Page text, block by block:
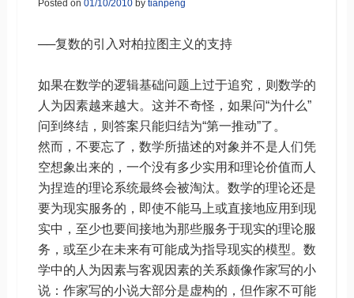
Posted on 01/10/2010by tianpeng
──复数的引入对柏拉图主义的支持
如果在数学的逻辑基础问题上过于追究，则数学的
人为因素越来越大。这并不奇怪，如果问“为什么”
问到终结，则答案只能归结为“第一推动”了。
然而，不要忘了，数学所描述的对象并不是人们凭
空想象出来的，一个没有多少实用和理论价值而人
为捏造的理论系统最终会被淘汰。数学的理论还是
要为现实服务的，即使不能马上或直接地应用到现
实中，至少也要间接地为那些服务于现实的理论服
务，或至少在未来有可能成为指导现实的模型。数
学中的人为因素与客观因素的关系颇像作家写的小
说：作家写的小说大部分是虚构的，但作家不可能